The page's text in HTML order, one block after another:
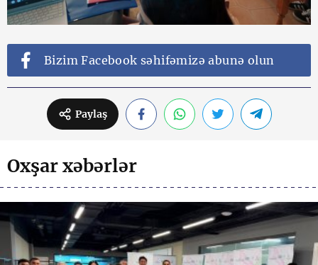
Bizim Facebook səhifəmizə abunə olun
Paylaş
Oxşar xəbərlər